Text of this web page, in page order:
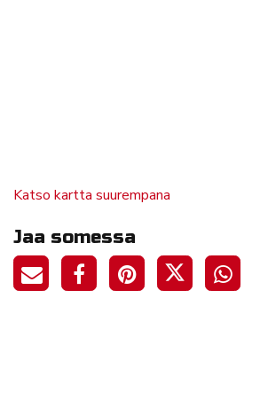
Katso kartta suurempana
Jaa somessa